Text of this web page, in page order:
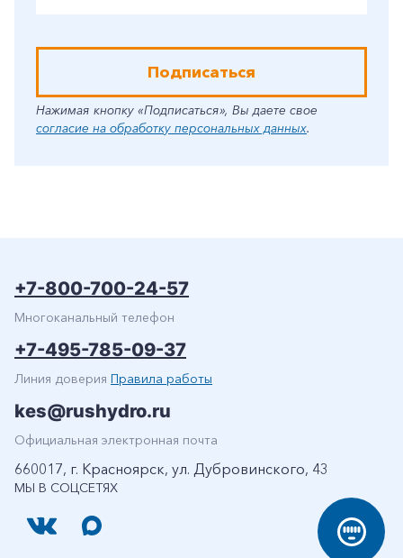
Подписаться
Нажимая кнопку «Подписаться», Вы даете свое
согласие на обработку персональных данных.
МЫ В СОЦСЕТЯХ
+7-800-700-24-57
Многоканальный телефон
+7-495-785-09-37
Линия доверия Правила работы
kes@rushydro.ru
Официальная электронная почта
660017, г. Красноярск, ул. Дубровинского, 43